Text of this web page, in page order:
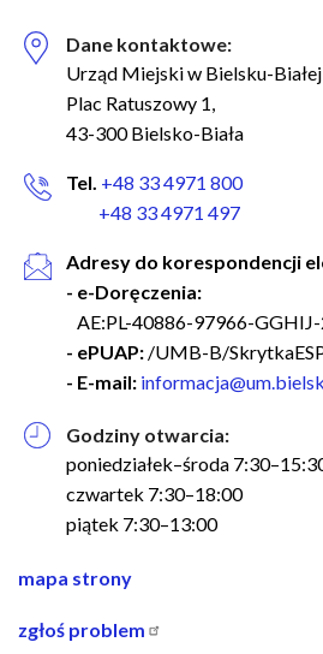
Dane kontaktowe:
Urząd Miejski w Bielsku-Białej
Plac Ratuszowy 1,
43-300 Bielsko-Biała
Tel. +48 33 4971 800
+48 33 4971 497
Adresy do korespondencji
- e-Doręczenia:
AE:PL-40886-97966-
- ePUAP: /UMB-B/
- E-mail:
Godziny otwarcia:
poniedziałek–środa
czwartek 7:30–18:00
piątek 7:30–13:00
nawigacja
stopce
mapa strony
zgłoś problem